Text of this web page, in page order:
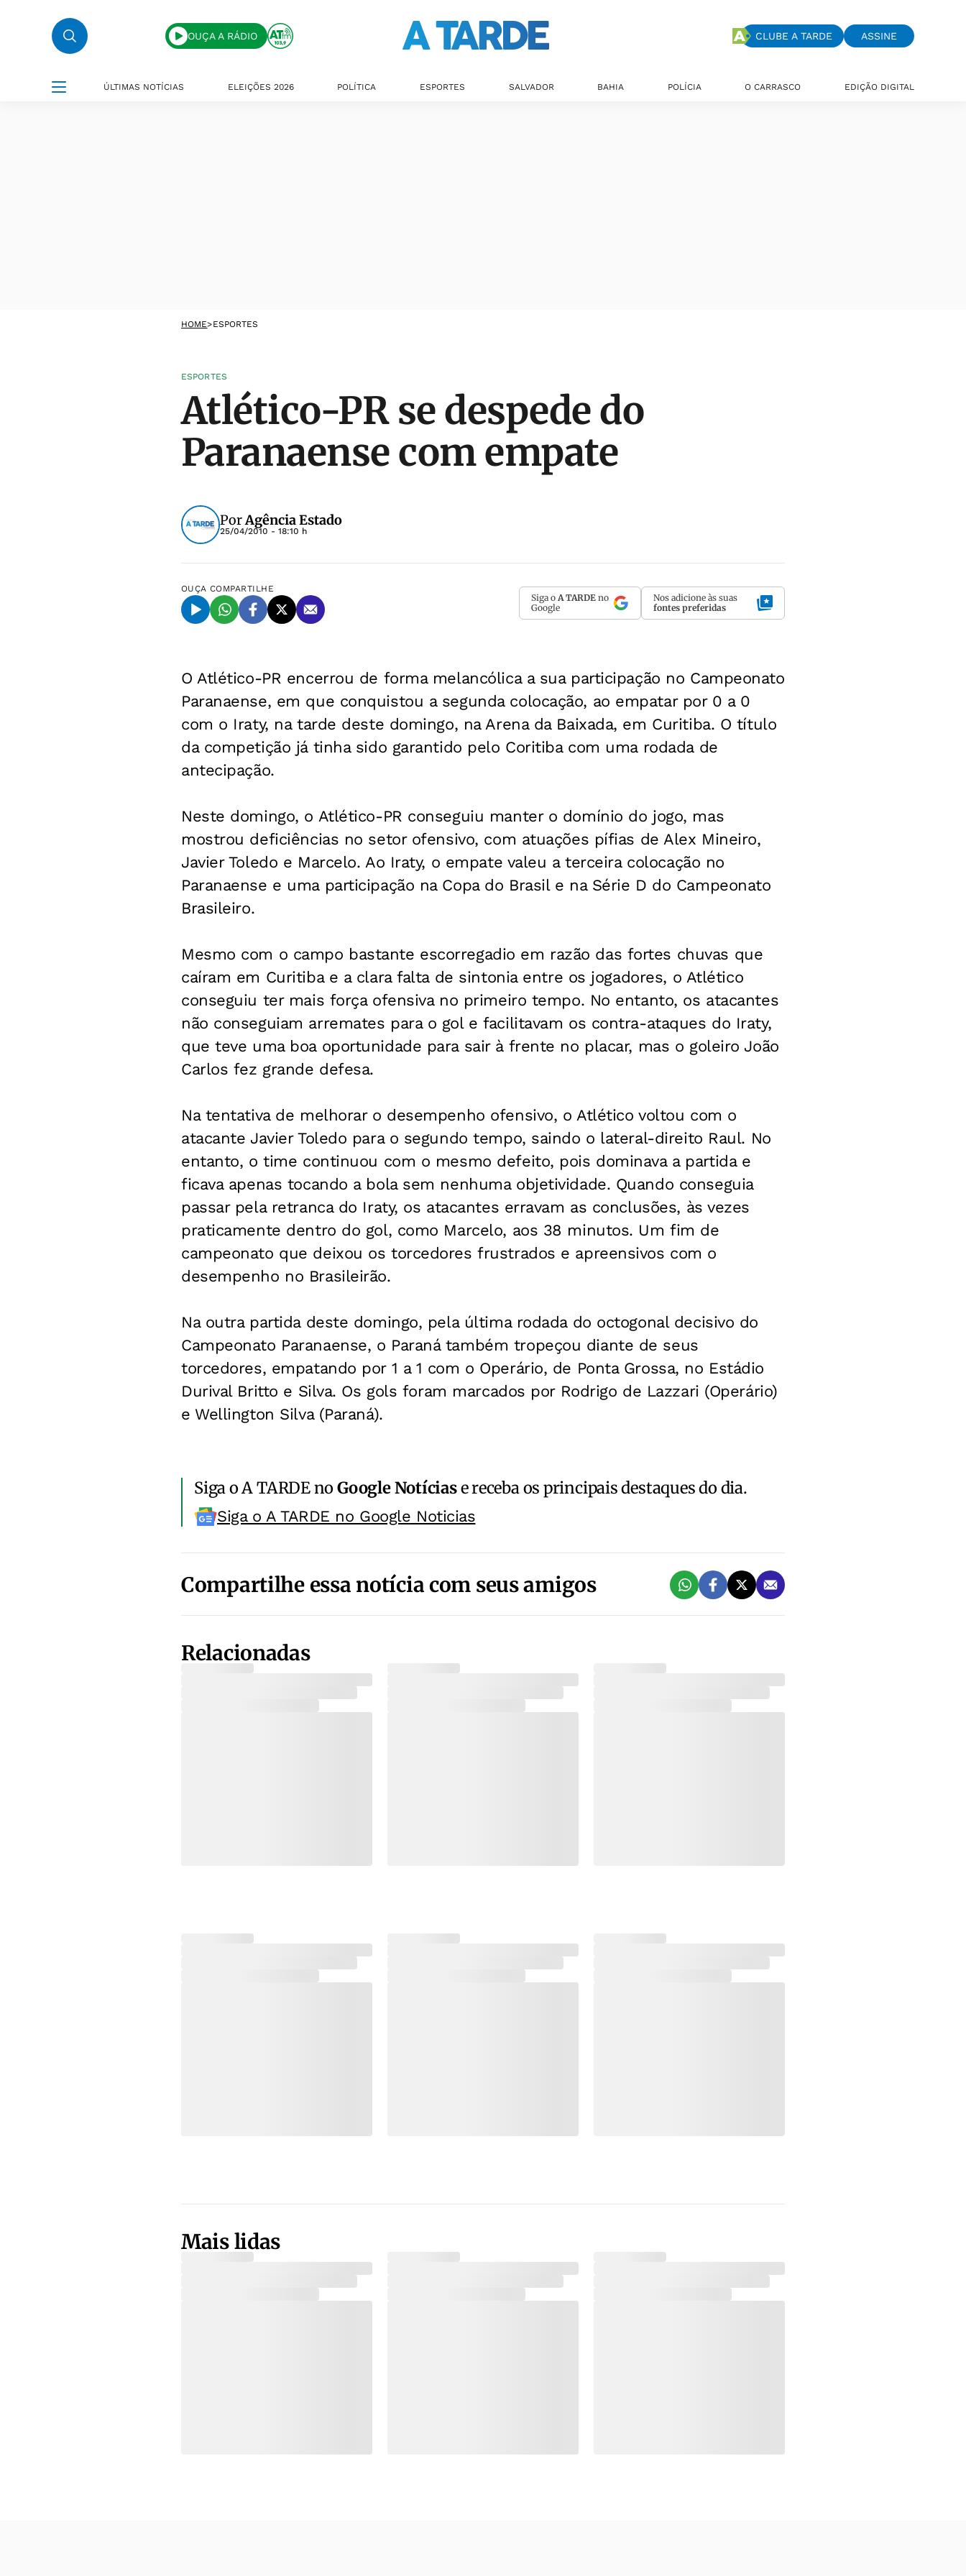
OUÇA A RÁDIO CLUBE A TARDE ASSINE
ÚLTIMAS NOTÍCIAS ELEIÇÕES 2026 POLÍTICA ESPORTES SALVADOR BAHIA POLÍCIA O CARRASCO EDIÇÃO DIGITAL
HOME>ESPORTES
ESPORTES
Atlético-PR se despede do
Paranaense com empate
PorAgência Estado
25/04/2010 - 18:10 h
OUÇA COMPARTILHE
Siga o A TARDE no
Google
Nos adicione às suas
fontes preferidas
O Atlético-PR encerrou de forma melancólica a sua participação no Campeonato
Paranaense, em que conquistou a segunda colocação, ao empatar por 0 a 0
com o Iraty, na tarde deste domingo, na Arena da Baixada, em Curitiba. O título
da competição já tinha sido garantido pelo Coritiba com uma rodada de
antecipação.
Neste domingo, o Atlético-PR conseguiu manter o domínio do jogo, mas
mostrou deficiências no setor ofensivo, com atuações pífias de Alex Mineiro,
Javier Toledo e Marcelo. Ao Iraty, o empate valeu a terceira colocação no
Paranaense e uma participação na Copa do Brasil e na Série D do Campeonato
Brasileiro.
Mesmo com o campo bastante escorregadio em razão das fortes chuvas que
caíram em Curitiba e a clara falta de sintonia entre os jogadores, o Atlético
conseguiu ter mais força ofensiva no primeiro tempo. No entanto, os atacantes
não conseguiam arremates para o gol e facilitavam os contra-ataques do Iraty,
que teve uma boa oportunidade para sair à frente no placar, mas o goleiro João
Carlos fez grande defesa.
Na tentativa de melhorar o desempenho ofensivo, o Atlético voltou com o
atacante Javier Toledo para o segundo tempo, saindo o lateral-direito Raul. No
entanto, o time continuou com o mesmo defeito, pois dominava a partida e
ficava apenas tocando a bola sem nenhuma objetividade. Quando conseguia
passar pela retranca do Iraty, os atacantes erravam as conclusões, às vezes
praticamente dentro do gol, como Marcelo, aos 38 minutos. Um fim de
campeonato que deixou os torcedores frustrados e apreensivos com o
desempenho no Brasileirão.
Na outra partida deste domingo, pela última rodada do octogonal decisivo do
Campeonato Paranaense, o Paraná também tropeçou diante de seus
torcedores, empatando por 1 a 1 com o Operário, de Ponta Grossa, no Estádio
Durival Britto e Silva. Os gols foram marcados por Rodrigo de Lazzari (Operário)
e Wellington Silva (Paraná).
Siga o A TARDE noGoogle Notíciase receba os principais destaques do dia.
Siga o A TARDE no Google Noticias
Compartilhe essa notícia com seus amigos
Relacionadas
Mais lidas